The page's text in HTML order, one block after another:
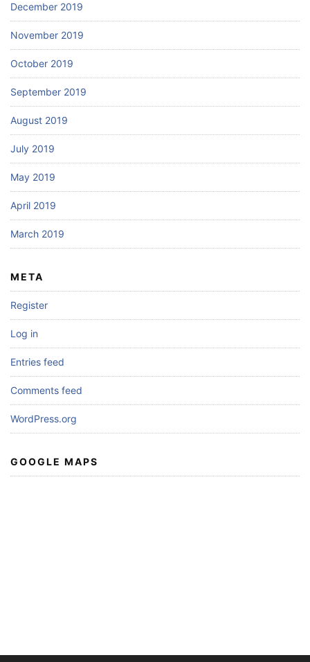
December 2019
November 2019
October 2019
September 2019
August 2019
July 2019
May 2019
April 2019
March 2019
META
Register
Log in
Entries feed
Comments feed
WordPress.org
GOOGLE MAPS